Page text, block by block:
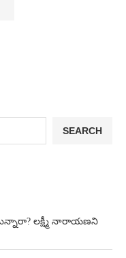
SEARCH
లక్ష్మీ నారాయణని